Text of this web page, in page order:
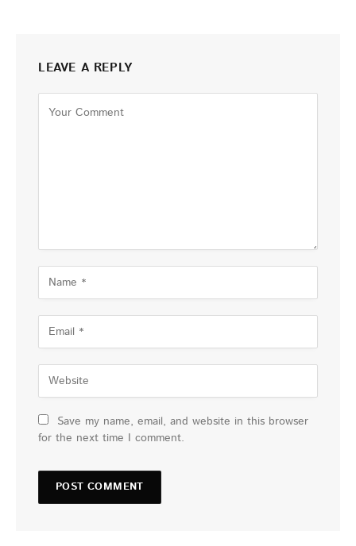
LEAVE A REPLY
Save my name, email, and website in this browser
for the next time I comment.